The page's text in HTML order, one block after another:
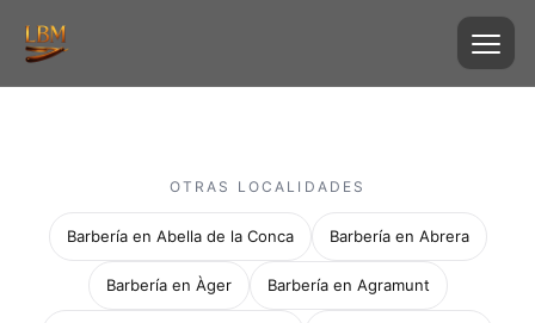
OTRAS LOCALIDADES
Barbería en Abella de la Conca Barbería en Abrera
Barbería en Àger Barbería en Agramunt